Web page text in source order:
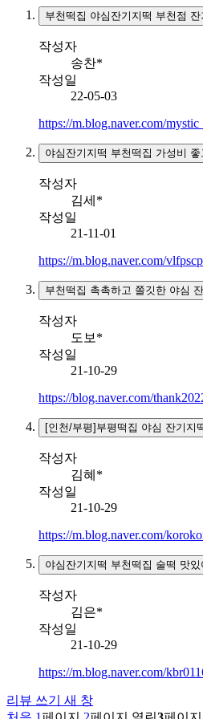
부천떡집 야심잔기지떡 부천점
작성자
송찬*
작성일
22-05-03
https://m.blog.naver.com/
야심잔기지떡 부천떡집 가성비 좋
작성자
김세*
작성일
21-11-01
https://m.blog.naver.com/
부천떡집 촉촉하고 쫄깃한 야심
작성자
도보*
작성일
21-10-29
https://blog.naver.com/
[인천/부평]부평떡집 야심 잔기지
작성자
김혜*
작성일
21-10-29
https://m.blog.naver.com/
야심잔기지떡 부천떡집 술떡 맛
작성자
김은*
작성일
21-10-29
https://m.blog.naver.com/
리뷰 쓰기
새 창